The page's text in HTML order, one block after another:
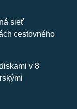
sieť
cestovného
v 8